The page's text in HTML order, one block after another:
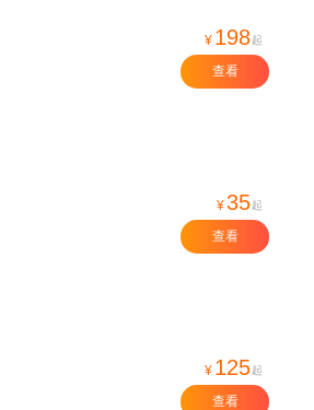
¥ 198起
查看
¥35起
查看
¥ 125起
查看